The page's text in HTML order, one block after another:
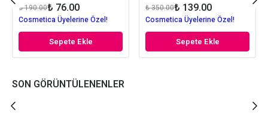
₺ 190.00₺ 76.00
Cosmetica Üyelerine Özel!
Sepete Ekle
₺ 350.00₺ 139.00
Cosmetica Üyelerine Özel!
Sepete Ekle
SON GÖRÜNTÜLENENLER